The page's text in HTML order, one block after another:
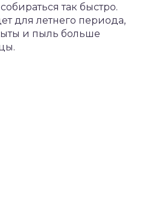
так быстро.
для летнего периода,
и пыль больше